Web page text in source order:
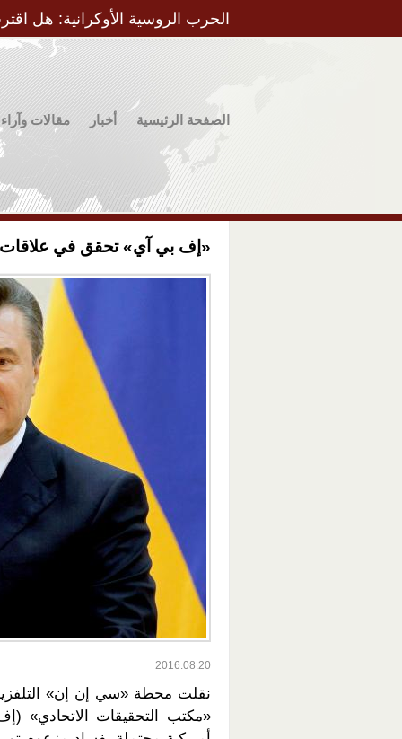
الحرب الروسية الأوكرانية: هل
الصفحة الرئيسية أخبار مقالات وآراء
«إف بي آي» تحقق في علاقات
2016.08.20
نقلت محطة «سي إن إن»
«مكتب التحقيقات الاتحادي»